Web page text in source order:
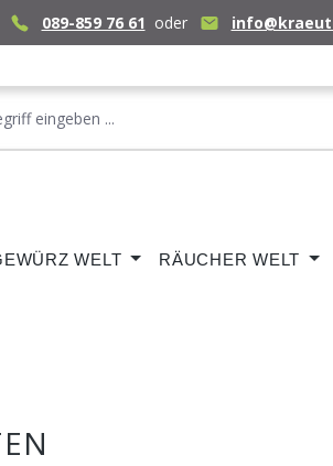
089-859 76 61 oder
WELT RÄUCHER WELT